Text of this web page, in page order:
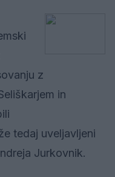
z
in
tedaj uveljavljeni
Jurkovnik.